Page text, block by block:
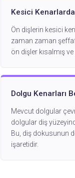
Kesici Kenarlarda
Ön dişlerin kesici
zaman zaman
ön dişler kısalmış
Dolgu Kenarları
Mevcut dolgular
dolgular diş
Bu, diş dokusunun
işaretidir.